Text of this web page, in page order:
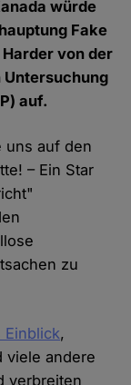
würde
Fake
von der
auf.
uns auf den
– Ein Star
zu
Einblick,
viele andere
verbreiten